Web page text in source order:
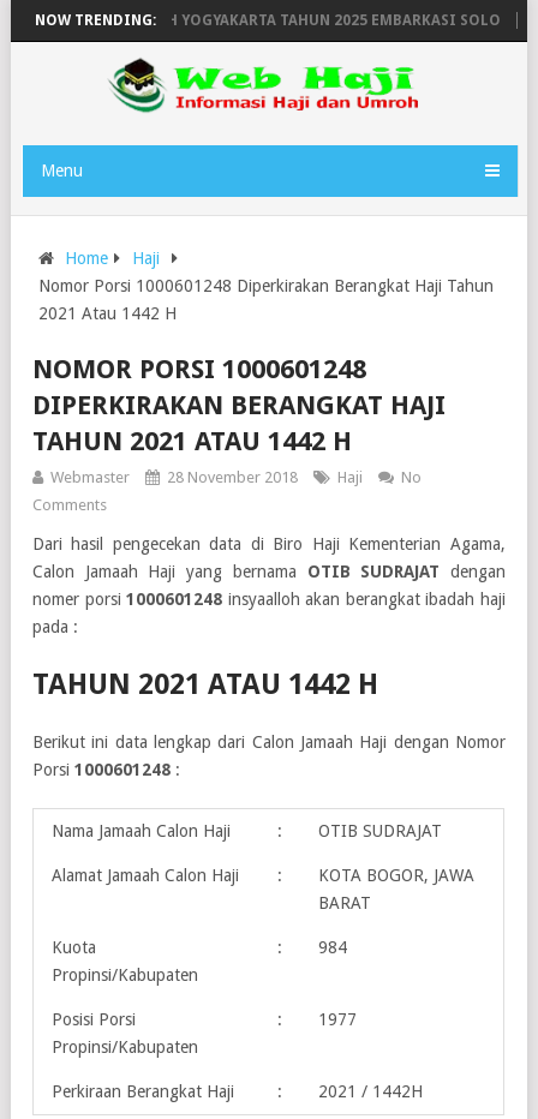
NOW TRENDING:
HAJI WILAYAH YOGYAKARTA TAHUN 2025 EMBARKASI SOLO
Menu
Home
Haji
Nomor Porsi 1000601248 Diperkirakan Berangkat Haji Tahun
2021 Atau 1442 H
NOMOR PORSI 1000601248
DIPERKIRAKAN BERANGKAT HAJI
TAHUN 2021 ATAU 1442 H
Webmaster 28 November 2018 Haji
No
Comments
Dari hasil pengecekan data di Biro Haji Kementerian Agama,
Calon Jamaah Haji yang bernama OTIB SUDRAJAT dengan
nomer porsi1000601248 insyaalloh akan berangkat ibadah haji
pada :
TAHUN 2021 ATAU 1442 H
Berikut ini data lengkap dari Calon Jamaah Haji dengan Nomor
Porsi 1000601248 :
Nama Jamaah Calon Haji : OTIB SUDRAJAT
Alamat Jamaah Calon Haji :
KOTA BOGOR, JAWA
BARAT
Kuota
Propinsi/Kabupaten
: 984
Posisi Porsi
Propinsi/Kabupaten
: 1977
Perkiraan Berangkat Haji : 2021 / 1442H